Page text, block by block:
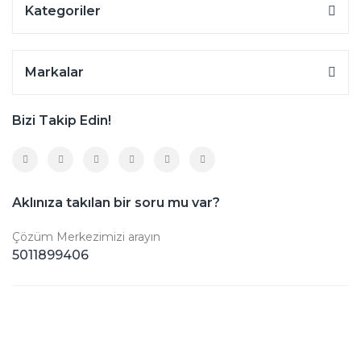
Kategoriler
Markalar
Bizi Takip Edin!
Aklınıza takılan bir soru mu var?
Çözüm Merkezimizi arayın
5011899406